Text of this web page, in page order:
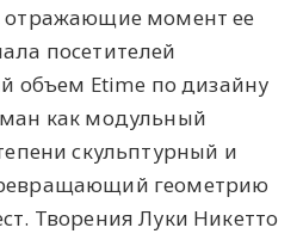
отражающие момент ее
посетителей
объем Etime по дизайну
как модульный
скульптурный и
геометрию
Творения Луки Никетто